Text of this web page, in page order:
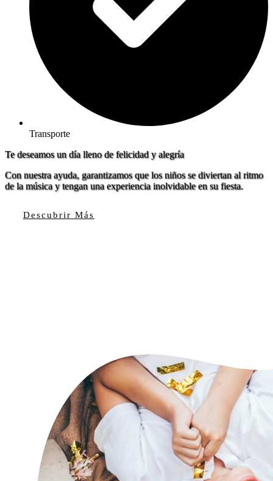
Transporte
Te deseamos un día lleno de felicidad y alegría
Con nuestra ayuda, garantizamos que los niños se diviertan al ritmo
de la música y tengan una experiencia inolvidable en su fiesta.
Descubrir Más